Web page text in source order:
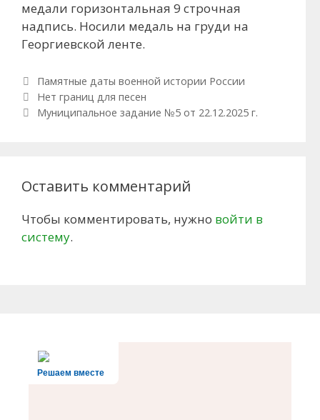
медали горизонтальная 9 строчная
надпись. Носили медаль на груди на
Георгиевской ленте.
Рубрики
Памятные даты военной истории России
Навигация по записям
Нет границ для песен
Муниципальное задание №5 от 22.12.2025 г.
Оставить комментарий
Чтобы комментировать, нужно войти в
систему.
Решаем вместе